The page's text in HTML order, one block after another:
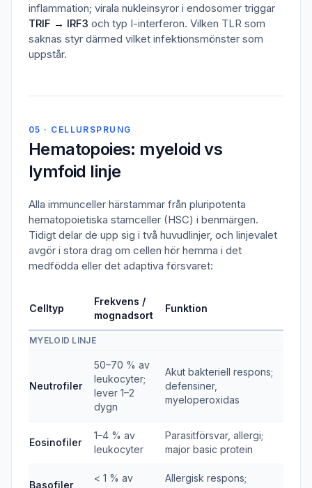
inflammation; virala nukleinsyror i endosomer triggar
TRIF → IRF3 och typ I-interferon. Vilken TLR som
saknas styr därmed vilket infektionsmönster som
uppstår.
05 · CELLURSPRUNG
Hematopoies: myeloid vs
lymfoid linje
Alla immunceller härstammar från pluripotenta
hematopoietiska stamceller (HSC) i benmärgen.
Tidigt delar de upp sig i två huvudlinjer, och linjevalet
avgör i stora drag om cellen hör hemma i det
medfödda eller det adaptiva försvaret:
Celltyp
Frekvens /
mognadsort
Funktion
MYELOID LINJE
Neutrofiler
50–70 % av
leukocyter;
lever 1–2
dygn
Akut bakteriell respons;
defensiner,
myeloperoxidas
Eosinofiler
1–4 % av
leukocyter
Parasitförsvar, allergi;
major basic protein
Basofiler
< 1 % av
Allergisk respons;